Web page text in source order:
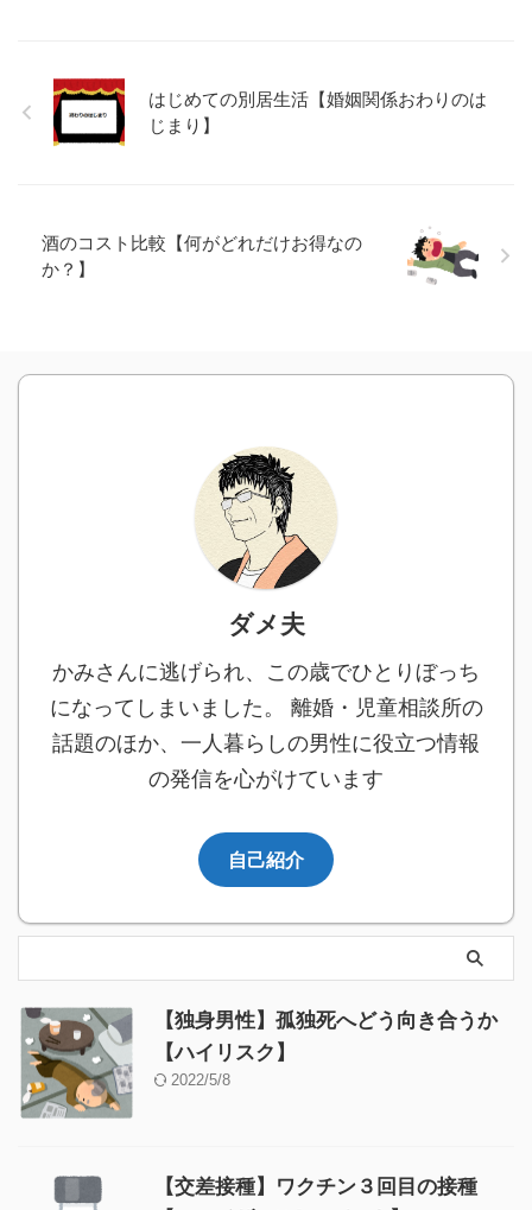
はじめての別居生活【婚姻関係おわりのは
じまり】
酒のコスト比較【何がどれだけお得なの
か？】
ダメ夫
かみさんに逃げられ、この歳でひとりぼっち
になってしまいました。 離婚・児童相談所の
話題のほか、一人暮らしの男性に役立つ情報
の発信を心がけています
自己紹介
【独身男性】孤独死へどう向き合うか
【ハイリスク】
2022/5/8
【交差接種】ワクチン３回目の接種